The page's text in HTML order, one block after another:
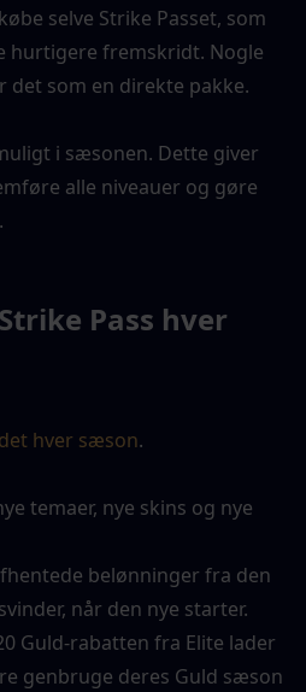
selve Strike Passet, som
hurtigere fremskridt. Nogle
som en direkte pakke.
i sæsonen. Dette giver
alle niveauer og gøre
Pass hver
hver sæson.
temaer, nye skins og nye
belønninger fra den
når den nye starter.
Guld-rabatten fra Elite lader
genbruge deres Guld sæson